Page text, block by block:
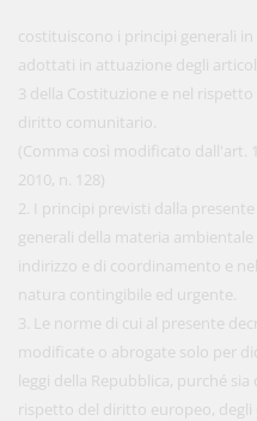
costituiscono i principi generali
adottati in attuazione degli articoli
3 della Costituzione e nel
diritto comunitario.
(Comma così modificato dall'art.
2010, n. 128)
2. I principi previsti dalla
generali della materia
indirizzo e di coordinamento e
natura contingibile ed urgente.
3. Le norme di cui al presente
modificate o abrogate solo per
leggi della Repubblica, purché
rispetto del diritto europeo,